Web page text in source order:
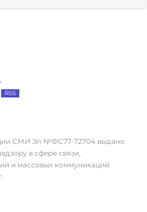
RSS
СМИ Эл №ФС77-72704 выдано
в сфере связи,
и массовых коммуникаций